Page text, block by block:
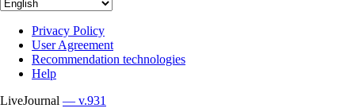
Privacy Policy
User Agreement
Recommendation technologies
Help
LiveJournal — v.931